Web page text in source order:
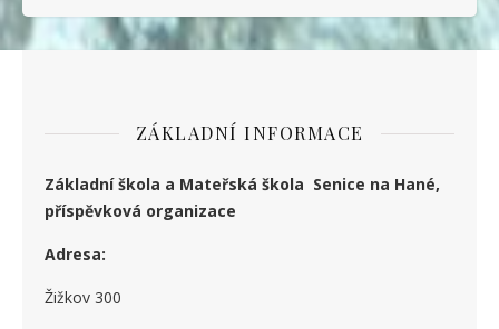
ZÁKLADNÍ INFORMACE
Základní škola a Mateřská škola Senice na Hané,
příspěvková organizace
Adresa:
Žižkov 300